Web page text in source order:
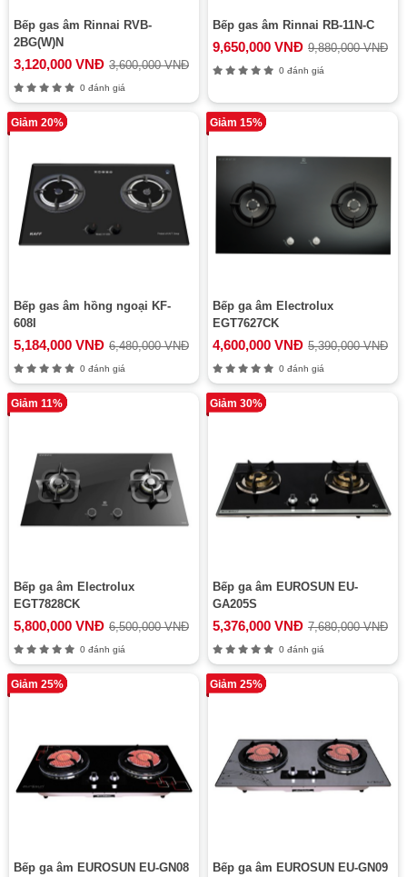
Bếp gas âm Rinnai RVB-
2BG(W)N
3,120,000 VNĐ 3,600,000 VNĐ
0 đánh giá
Bếp gas âm Rinnai RB-11N-C
9,650,000 VNĐ 9,880,000 VNĐ
0 đánh giá
Giảm 20%
Bếp gas âm hồng ngoại KF-
608I
5,184,000 VNĐ 6,480,000 VNĐ
0 đánh giá
Giảm 15%
Bếp ga âm Electrolux
EGT7627CK
4,600,000 VNĐ 5,390,000 VNĐ
0 đánh giá
Giảm 11%
Bếp ga âm Electrolux
EGT7828CK
5,800,000 VNĐ 6,500,000 VNĐ
0 đánh giá
Giảm 30%
Bếp ga âm EUROSUN EU-
GA205S
5,376,000 VNĐ 7,680,000 VNĐ
0 đánh giá
Giảm 25%
Bếp ga âm EUROSUN EU-GN08
Giảm 25%
Bếp ga âm EUROSUN EU-GN09